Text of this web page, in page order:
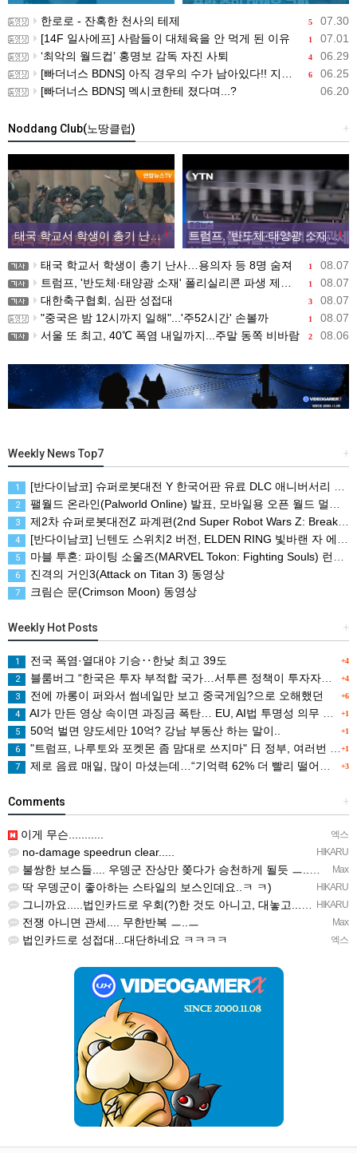
5 07.30
한로로 - 잔혹한 천사의 테제
1 07.01
[14F 일사에프] 사람들이 대체육을 안 먹게 된 이유
4 06.29
‘최악의 월드컵’ 홍명보 감독 자진 사퇴
6 06.25
[빠더너스 BDNS] 아직 경우의 수가 남아있다!! 지금부터 시작이야!!
06.20
[빠더너스 BDNS] 멕시코한테 졌다며...?
+
Noddang Club(노땅클럽)
1
태국 학교서 학생이 총기 난사…용의자 등 8명 숨져 1
트럼프, '반도체·태양광 소재' 폴리실리콘 파생 제품에 15% 관세...한국 기업도 영향
1 08.07
태국 학교서 학생이 총기 난사…용의자 등 8명 숨져
1 08.07
트럼프, '반도체·태양광 소재' 폴리실리콘 파생 제품에 15% 관세...한국 기업도 영향
3 08.07
대한축구협회, 심판 성접대
1 08.07
"중국은 밤 12시까지 일해"...'주52시간' 손볼까
2 08.06
서울 또 최고, 40℃ 폭염 내일까지...주말 동쪽 비바람
+
Weekly News Top7
1 [반다이남코] 슈퍼로봇대전 Y 한국어판 유료 DLC 애니버서리 확장팩, 8월 5일 판매 시작
2 팰월드 온라인(Palworld Online) 발표, 모바일용 오픈 월드 멀티플레이 생존 크래프트
3 제2차 슈퍼로봇대전Z 파계편(2nd Super Robot Wars Z: Break the World Chapter) Remastered 제작 결정
4 [반다이남코] 닌텐도 스위치2 버전, ELDEN RING 빛바랜 자 에디션 패키지 예약 판매, 8월 5일 시작
5 마블 투혼: 파이팅 소울즈(MARVEL Tokon: Fighting Souls) 런칭 트레일러
6 진격의 거인3(Attack on Titan 3) 동영상
7 크림슨 문(Crimson Moon) 동영상
+
Weekly Hot Posts
+4
1 전국 폭염·열대야 기승‥한낮 최고 39도
+4
2 블룸버그 “한국은 투자 부적합 국가…서투른 정책이 투자자에게 트라우마”
+6
3 전에 까롱이 퍼와서 썸네일만 보고 중국게임?으로 오해했던
+1
4 AI가 만든 영상 속이면 과징금 폭탄… EU, AI법 투명성 의무 본격 가동
+1
5 50억 벌면 양도세만 10억? 강남 부동산 하는 말이..
+1
6 "트럼프, 나루토와 포켓몬 좀 맘대로 쓰지마" 日 정부, 여러번 '공식 우려' 표명
+3
7 제로 음료 매일, 많이 마셨는데…“기억력 62% 더 빨리 떨어진다
+
Comments
엑스
이게 무슨...........
HIKARU
no-damage speedrun clear.....
Max
불쌍한 보스들.... 우뎅군 잔상만 쫒다가 승천하게 될듯 ㅡ..ㅡy~
HIKARU
딱 우뎅군이 좋아하는 스타일의 보스인데요..ㅋ ㅋ)
HIKARU
그니까요.....법인카드로 우회(?)한 것도 아니고, 대놓고...ㅋ ㅋ)
Max
전쟁 아니면 관세.... 무한반복 ㅡ..ㅡ
엑스
법인카드로 성접대...대단하네요 ㅋㅋㅋㅋ